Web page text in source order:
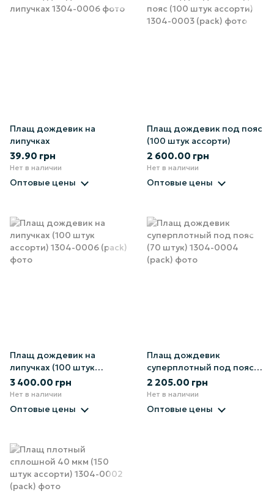
Плащ дождевик на
липучках
39.90 грн
Нет в наличии
Оптовые цены
Плащ дождевик под пояс
(100 штук ассорти)
2 600.00 грн
Нет в наличии
Оптовые цены
Плащ дождевик на
липучках (100 штук
ассорти)
3 400.00 грн
Нет в наличии
Оптовые цены
Плащ дождевик
суперплотный под пояс
(70 штук)
2 205.00 грн
Нет в наличии
Оптовые цены